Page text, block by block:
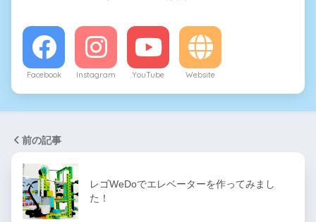
Facebook Instagram YouTube Website
前の記事
レゴWeDoでエレベーターを作ってみまし
た！